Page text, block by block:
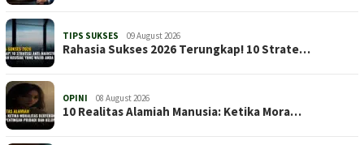
TIPS SUKSES 09 August 2026
Rahasia Sukses 2026 Terungkap! 10 Strate…
OPINI 08 August 2026
10 Realitas Alamiah Manusia: Ketika Mora…